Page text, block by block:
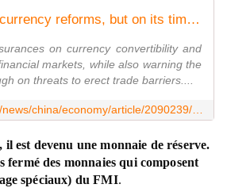
Beijing promises currency reforms, but on its timetable
on currency convertibility and
markets, while also warning the
on threats to erect trade barriers....
il est devenu une monnaie de réserve.
des monnaies qui composent
spéciaux) du FMI.